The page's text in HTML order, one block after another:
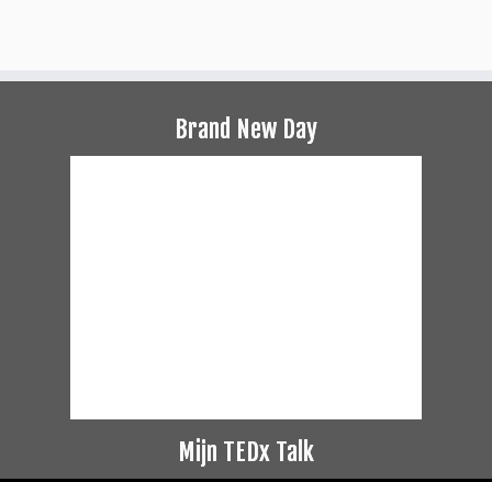
Brand New Day
Mijn TEDx Talk